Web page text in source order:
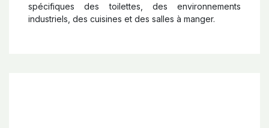
spécifiques des toilettes, des environnements
industriels, des cuisines et des salles à manger.